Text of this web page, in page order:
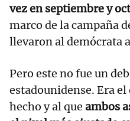
vez en septiembre y
marco de la campaña
llevaron al demócrata
Pero este no fue un
estadounidense. Era
hecho y al que ambos